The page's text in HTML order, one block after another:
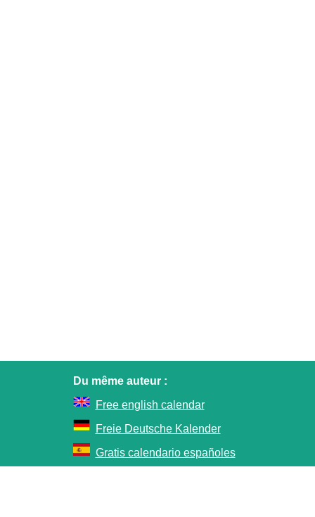
Du même auteur :
Free english calendar
Freie Deutsche Kalender
Gratis calendario españoles